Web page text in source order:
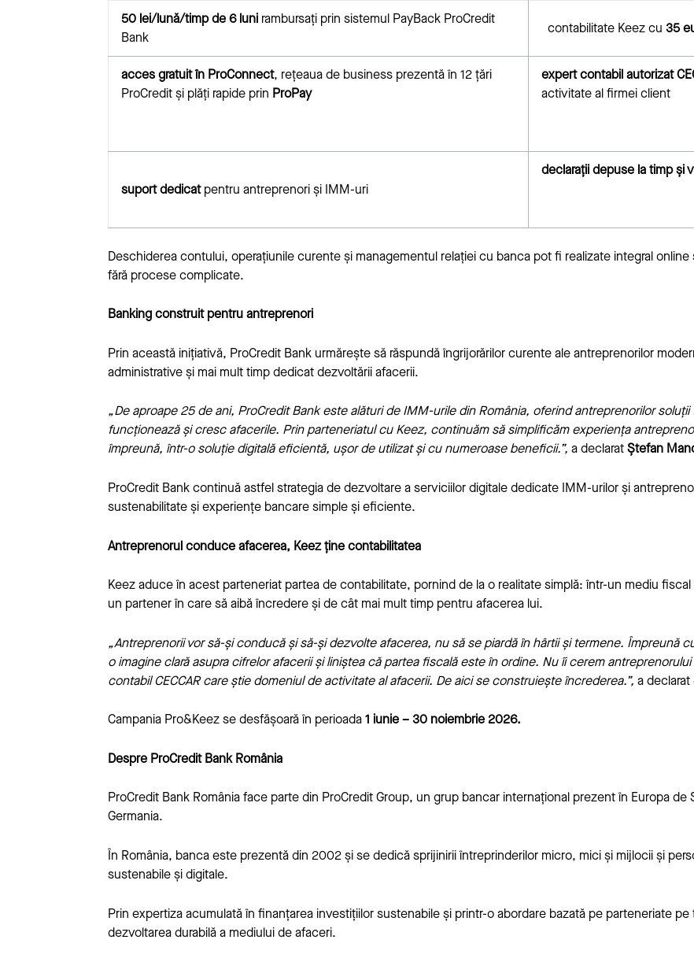
50 lei/lună/timp de 6 luni rambursați prin sistemul PayBack ProCredit
Bank
contabilitate Keez cu 35
acces gratuit în ProConnect, rețeaua de business prezentă în 12 țări
ProCredit și plăți rapide prin ProPay
expert contabil autorizat
activitate al firmei client
suport dedicatpentru antreprenori și IMM-uri
declarații depuse la timp și
Deschiderea contului, operațiunile curente și managementul relației cu banca pot fi realizate integral
fără procese complicate.
Banking construit pentru antreprenori
Prin această inițiativă, ProCredit Bank urmărește să răspundă îngrijorărilor curente ale antreprenorilor
administrative și mai mult timp dedicat dezvoltării afacerii.
„De aproape 25 de ani, ProCredit Bank este alături de IMM-urile din România, oferind antreprenorilor
funcționează și cresc afacerile. Prin parteneriatul cu Keez, continuăm să simplificăm experiența
împreună, într-o soluție digitală eficientă, ușor de utilizat și cu numeroase beneficii.”, a declaratȘtefan
ProCredit Bank continuă astfel strategia de dezvoltare a serviciilor digitale dedicate IMM-urilor și
sustenabilitate și experiențe bancare simple și eficiente.
Antreprenorul conduce afacerea, Keez ține contabilitatea
Keez aduce în acest parteneriat partea de contabilitate, pornind de la o realitate simplă: într-un mediu
un partener în care să aibă încredere și de cât mai mult timp pentru afacerea lui.
„Antreprenorii vor să-și conducă și să-și dezvolte afacerea, nu să se piardă în hârtii și termene. Împreună
o imagine clară asupra cifrelor afacerii și liniștea că partea fiscală este în ordine. Nu îi cerem
contabil CECCAR care știe domeniul de activitate al afacerii. De aici se construiește încrederea.”, a declarat
Campania Pro&Keez se desfășoară în perioada1 iunie – 30 noiembrie 2026.
Despre ProCredit Bank România
ProCredit Bank România face parte din ProCredit Group, un grup bancar internațional prezent în Europa
Germania.
În România, banca este prezentă din 2002 și se dedică sprijinirii întreprinderilor micro, mici și mijlocii și
sustenabile și digitale.
Prin expertiza acumulată în finanțarea investițiilor sustenabile și printr-o abordare bazată pe parteneriate
dezvoltarea durabilă a mediului de afaceri.